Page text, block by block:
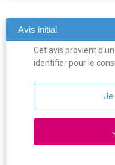
Avis initial
Cet avis provient
identifier pour le
Je